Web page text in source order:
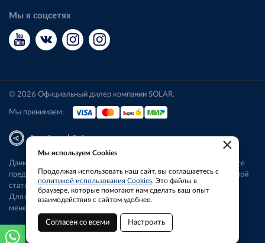
Мы в соцсетях
+7-916-269-8866
Новокузнецк
© 2026 Официальный дилер компании SOLAR.
Мы принимаем:
Разработка|Веб-аналитика
Данный сайт носит исключительно информационный характер. Все
представленные предложения не являются офертой, определяемой
статьей 437 ГК РФ.
Для получения подробной информации свяжитесь с нашим
менеджером.
×
Мы используем Cookies
Продолжая использовать наш сайт, вы соглашаетесь с
политикой использования Cookies. Это файлы в
браузере, которые помогают нам сделать ваш опыт
взаимодействия с сайтом удобнее.
Согласен со всеми Настроить